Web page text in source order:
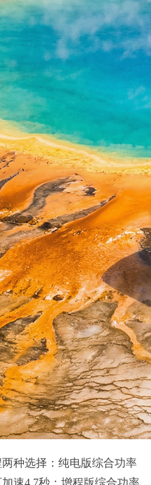
种选择：纯电版综合功率
速4.7秒；增程版综合功率